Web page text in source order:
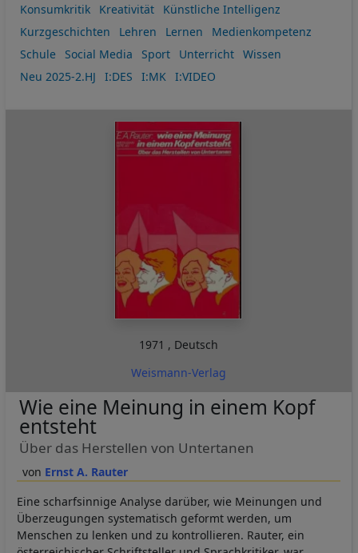
Konsumkritik
Kreativität
Künstliche Intelligenz
Kurzgeschichten
Lehren Lernen
Medienkompetenz
Schule
Social Media Sport Unterricht
Wissen
Neu 2025-2.HJ
I:DES I:MK I:VIDEO
1971 , Deutsch
Weismann-Verlag
Ernst A. Rauter
Wie eine Meinung in einem Kopf
entsteht
Über das Herstellen von Untertanen
Eine scharfsinnige Analyse darüber, wie Meinungen und
Überzeugungen systematisch geformt werden, um
Menschen zu lenken und zu kontrollieren. Rauter, ein